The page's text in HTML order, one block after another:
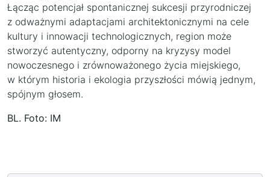
Łącząc potencjał spontanicznej sukcesji przyrodniczej
z odważnymi adaptacjami architektonicznymi na cele
kultury i innowacji technologicznych, region może
stworzyć autentyczny, odporny na kryzysy model
nowoczesnego i zrównoważonego życia miejskiego,
w którym historia i ekologia przyszłości mówią jednym,
spójnym głosem.
BL. Foto: IM